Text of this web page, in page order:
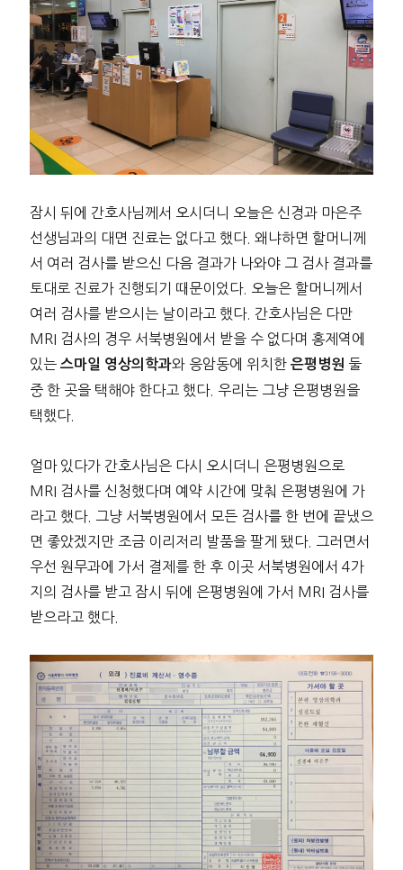
잠시 뒤에 간호사님께서 오시더니 오늘은 신경과 마은주
선생님과의 대면 진료는 없다고 했다. 왜냐하면 할머니께
서 여러 검사를 받으신 다음 결과가 나와야 그 검사 결과를
토대로 진료가 진행되기 때문이었다. 오늘은 할머니께서
여러 검사를 받으시는 날이라고 했다. 간호사님은 다만
MRI 검사의 경우 서북병원에서 받을 수 없다며 홍제역에
있는 스마일 영상의학과와 응암동에 위치한 은평병원 둘
중 한 곳을 택해야 한다고 했다. 우리는 그냥 은평병원을
택했다.
얼마 있다가 간호사님은 다시 오시더니 은평병원으로
MRI 검사를 신청했다며 예약 시간에 맞춰 은평병원에 가
라고 했다. 그냥 서북병원에서 모든 검사를 한 번에 끝냈으
면 좋았겠지만 조금 이리저리 발품을 팔게 됐다. 그러면서
우선 원무과에 가서 결제를 한 후 이곳 서북병원에서 4가
지의 검사를 받고 잠시 뒤에 은평병원에 가서 MRI 검사를
받으라고 했다.